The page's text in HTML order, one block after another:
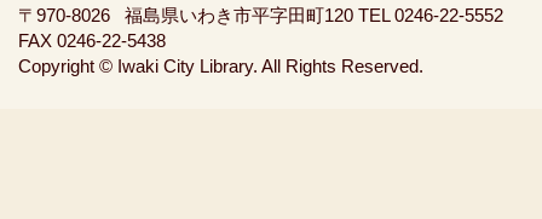
〒970-8026
福島県いわき市平字田町120 TEL 0246-22-5552
FAX 0246-22-5438
Copyright © Iwaki City Library. All Rights Reserved.